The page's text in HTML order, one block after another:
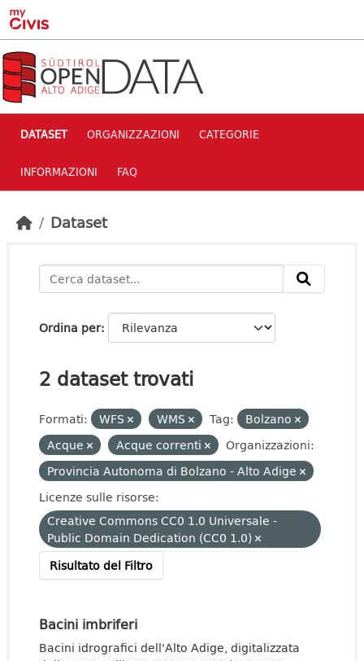
Skip to main content
DATASET ORGANIZZAZIONI CATEGORIE
INFORMAZIONI FAQ
Dataset
Ordina per
2 dataset trovati
Formati: WFS WMS Tag:
Bolzano
Acque
Acque correnti
Organizzazioni:
Provincia Autonoma di Bolzano - Alto Adige
Licenze sulle risorse:
Creative Commons CC0 1.0 Universale -
Public Domain Dedication (CC0 1.0)
Risultato del Filtro
Bacini imbriferi
Bacini idrografici dell'Alto Adige, digitalizzata